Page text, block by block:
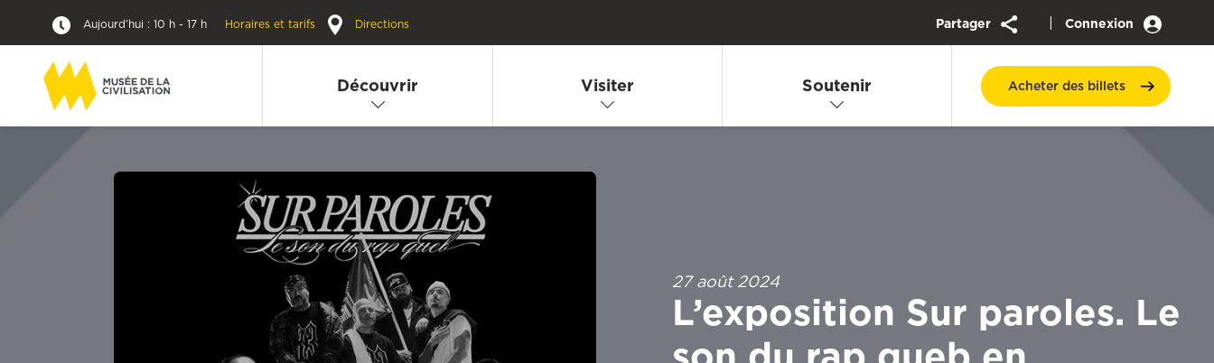
Aujourd’hui : 10 h - 17 h Horaires et tarifs Directions Partager | Connexion
Découvrir Visiter Soutenir Acheter desbillets
27 août 2024
L’exposition Sur paroles. Le